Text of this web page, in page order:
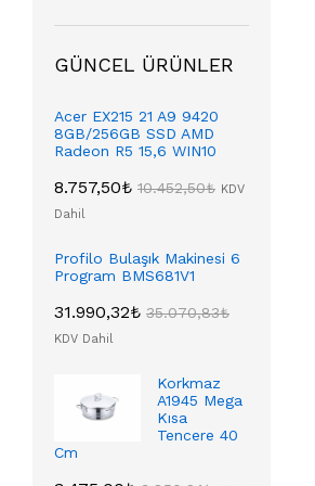
GÜNCEL ÜRÜNLER
Acer EX215 21 A9 9420
8GB/256GB SSD AMD
Radeon R5 15,6 WIN10
8.757,50₺ 10.452,50₺ KDV
Dahil
Profilo Bulaşık Makinesi 6
Program BMS681V1
31.990,32₺ 35.070,83₺
KDV Dahil
Korkmaz
A1945 Mega
Kısa
Tencere 40
Cm